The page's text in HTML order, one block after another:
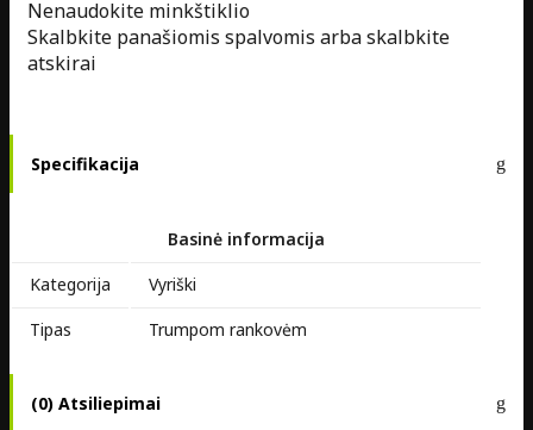
Nenaudokite minkštiklio
Skalbkite panašiomis spalvomis arba skalbkite
atskirai
Specifikacija
Basinė informacija
Kategorija
Vyriški
Tipas
Trumpom rankovėm
(0) Atsiliepimai